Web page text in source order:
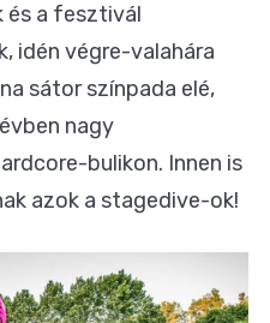
és a fesztivál
idén végre-valahára
sátor színpada elé,
nagy
bulikon. Innen is
azok a stagedive-ok!